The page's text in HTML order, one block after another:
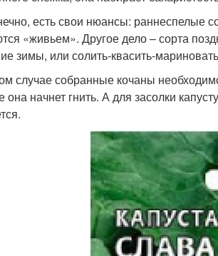
есть свои нюансы: раннеспелые
«живьем». Другое дело – сорта
зимы, или солить-квасить-
случае собранные кочаны
она начнет гнить. А для засолки